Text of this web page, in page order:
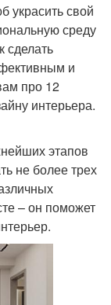
украсить свой
среду
сделать
и
про 12
интерьера.
этапов
не более трех
– он поможет